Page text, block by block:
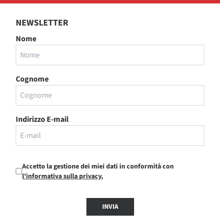
NEWSLETTER
Nome
Cognome
Indirizzo E-mail
Accetto la gestione dei miei dati in conformità con
l'informativa sulla privacy.
INVIA